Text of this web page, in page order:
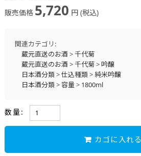
販売価格 5,720 円 (税込)
関連カテゴリ:
蔵元直送のお酒 >千代菊
蔵元直送のお酒 >千代菊>吟醸
日本酒分類>仕込種類> 純米吟醸
日本酒分類>容量> 1800ml
千代菊 受賞酒特集
数量:
カゴに入れる